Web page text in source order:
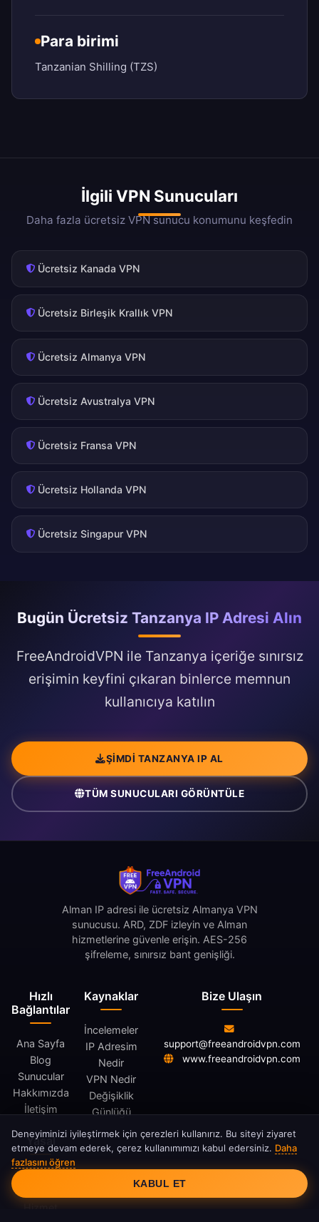
Para birimi
Tanzanian Shilling (TZS)
İlgili VPN Sunucuları
Daha fazla ücretsiz VPN sunucu konumunu keşfedin
Ücretsiz Kanada VPN
Ücretsiz Birleşik Krallık VPN
Ücretsiz Almanya VPN
Ücretsiz Avustralya VPN
Ücretsiz Fransa VPN
Ücretsiz Hollanda VPN
Ücretsiz Singapur VPN
Bugün Ücretsiz Tanzanya IP Adresi Alın
FreeAndroidVPN ile Tanzanya içeriğe sınırsız
erişimin keyfini çıkaran binlerce memnun
kullanıcıya katılın
ŞIMDI TANZANYA IP AL
TÜM SUNUCULARI GÖRÜNTÜLE
Hızlı
Bağlantılar
Ana Sayfa
Blog
Sunucular
Hakkımızda
İletişim
Kaynaklar
İncelemeler
IP Adresim
Nedir
VPN Nedir
Değişiklik
Günlüğü
Yasal
Hizmet
Alman IP adresi ile ücretsiz Almanya VPN
sunucusu. ARD, ZDF izleyin ve Alman
hizmetlerine güvenle erişin. AES-256
şifreleme, sınırsız bant genişliği.
Bize Ulaşın
support@freeandroidvpn.com
www.freeandroidvpn.com
Çerez Onayı
Deneyiminizi iyileştirmek için çerezleri kullanırız. Bu siteyi ziyaret
etmeye devam ederek, çerez kullanımımızı kabul edersiniz. Daha
fazlasını öğren
KABUL ET